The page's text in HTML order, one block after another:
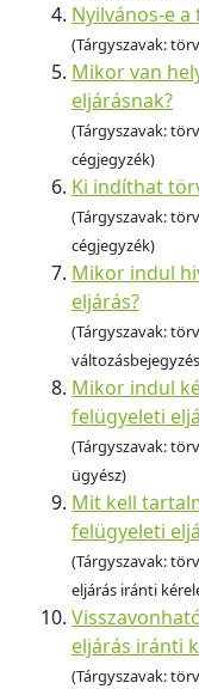
Nyilvános-e
(Tárgyszavak:
Mikor van
eljárásnak?
(Tárgyszavak:
cégjegyzék)
Ki indíthat
(Tárgyszavak:
cégjegyzék)
Mikor indul
eljárás?
(Tárgyszavak:
Mikor indul
felügyeleti
(Tárgyszavak:
ügyész)
Mit kell
felügyeleti
(Tárgyszavak:
eljárás iránti
eljárás iránti
(Tárgyszavak: